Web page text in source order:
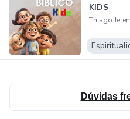
KIDS
Thiago
Dúvidas